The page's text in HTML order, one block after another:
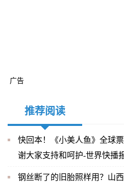
广告
推荐阅读
快回本！《小美人鱼》全球
谢大家支持和呵护-世界快播
钢丝断了的旧胎照样用？山